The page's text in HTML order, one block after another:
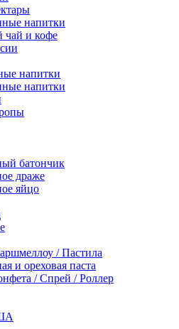
напитки
чай и кофе
напитки
напитки
батончик
драже
яйцо
/ Пастила
и ореховая паста
/ Спрей / Роллер